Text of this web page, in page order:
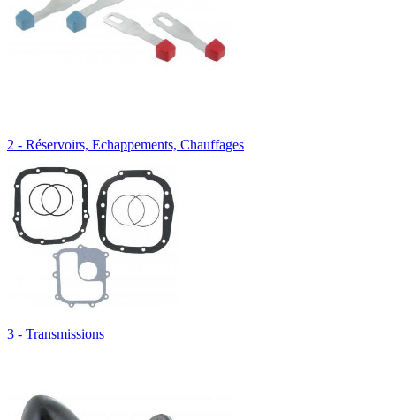
2 - Réservoirs, Echappements, Chauffages
3 - Transmissions